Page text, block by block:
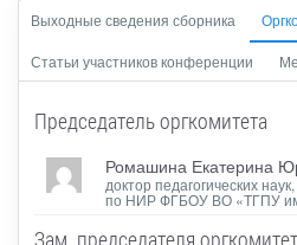
Выходные сведения сборника
Статьи участников конференции
Председатель оргкомитета
Ромашина Екатерина
доктор педагогических
по НИР ФГБОУ ВО «ТГПУ
Зам. председателя